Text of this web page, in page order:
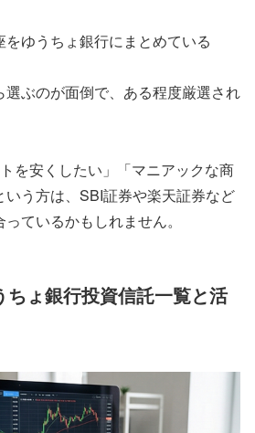
をゆうちょ銀行にまとめている
選ぶのが面倒で、ある程度厳選され
を安くしたい」「マニアックな商
う方は、SBI証券や楽天証券など
ているかもしれません。
ちょ銀行投資信託一覧と活